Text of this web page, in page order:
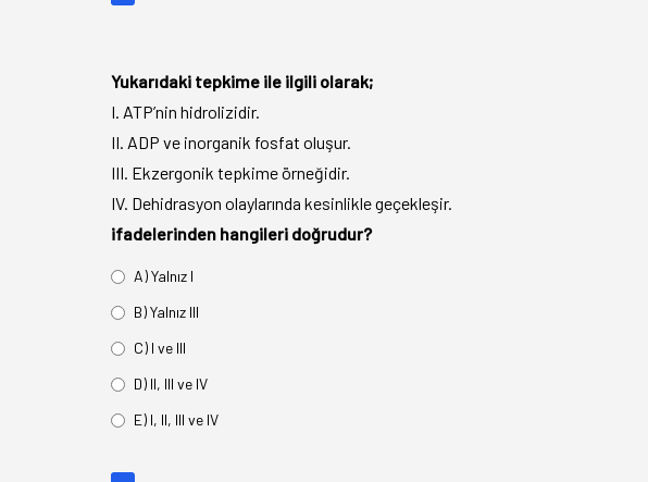
Yukarıdaki tepkime ile ilgili olarak;
I. ATP’nin hidrolizidir.
II. ADP ve inorganik fosfat oluşur.
III. Ekzergonik tepkime örneğidir.
IV. Dehidrasyon olaylarında kesinlikle geçekleşir.
ifadelerinden hangileri doğrudur?
A) Yalnız I
B) Yalnız III
C) I ve III
D) II, III ve IV
E) I, II, III ve IV